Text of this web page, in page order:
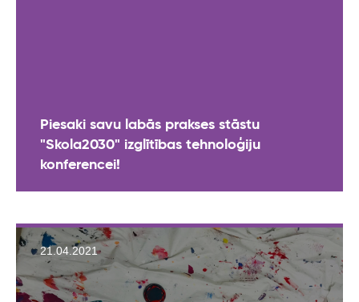
Piesaki savu labās prakses stāstu
"Skola2030" izglītības tehnoloģiju
konferencei!
21.04.2021